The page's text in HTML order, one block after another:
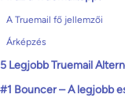
A Truemail fő jellemzői
Árképzés
5 Legjobb Truemail
#1 Bouncer – A legjobb